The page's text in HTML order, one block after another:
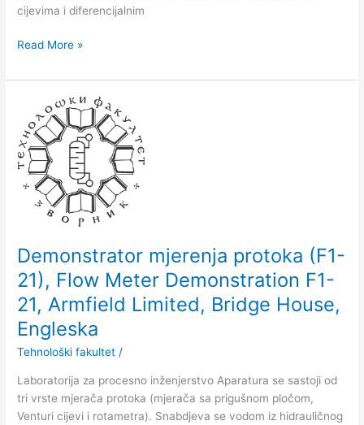
cijevima i diferencijalnim
Read More »
Demonstrator mjerenja protoka (F1-
21), Flow Meter Demonstration F1-
21, Armfield Limited, Bridge House,
Engleska
Tehnološki fakultet /
Laboratorija za procesno inženjerstvo Aparatura se sastoji od
tri vrste mjerača protoka (mjerača sa prigušnom pločom,
Venturi cijevi i rotametra). Snabdjeva se vodom iz hidrauličnog
Demonstrator
mjerenja
protoka
(F1-
21),
Flow
Meter
Demonstration
F1-
21,
Armfield
Limited,
Bridge
House,
Engleska